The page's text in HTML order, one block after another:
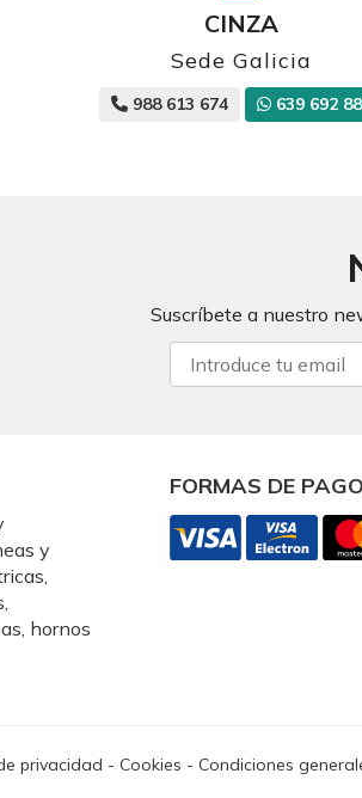
CINZA
Sede Galicia
988 613 674 639 692
Suscríbete a nuestro
y
hornos
FORMAS DE PAGO
privacidad - Cookies - Condiciones